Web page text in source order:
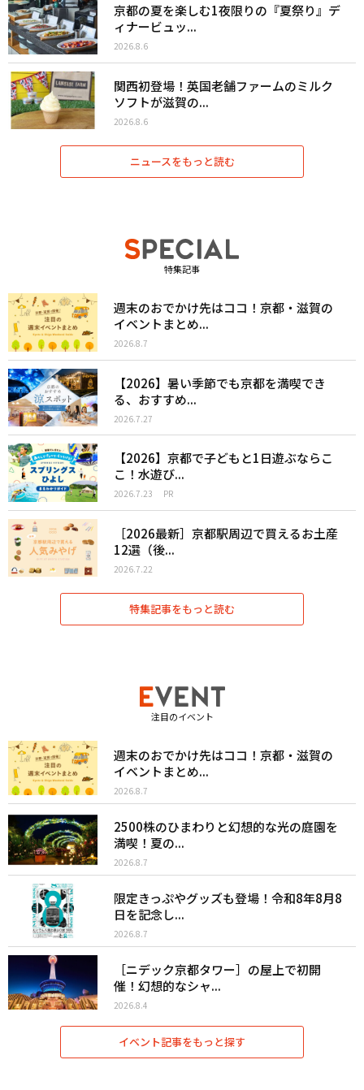
京都の夏を楽しむ1夜限りの『夏祭り』デ
ィナービュッ...
2026.8.6
関西初登場！英国老舗ファームのミルク
ソフトが滋賀の...
2026.8.6
ニュースをもっと読む
特集記事
週末のおでかけ先はココ！京都・滋賀の
イベントまとめ...
2026.8.7
【2026】暑い季節でも京都を満喫でき
る、おすすめ...
2026.7.27
【2026】京都で子どもと1日遊ぶならこ
こ！水遊び...
2026.7.23 PR
［2026最新］京都駅周辺で買えるお土産
12選（後...
2026.7.22
特集記事をもっと読む
注目のイベント
週末のおでかけ先はココ！京都・滋賀の
イベントまとめ...
2026.8.7
2500株のひまわりと幻想的な光の庭園を
満喫！夏の...
2026.8.7
限定きっぷやグッズも登場！令和8年8月8
日を記念し...
2026.8.7
［ニデック京都タワー］の屋上で初開
催！幻想的なシャ...
2026.8.4
イベント記事をもっと探す